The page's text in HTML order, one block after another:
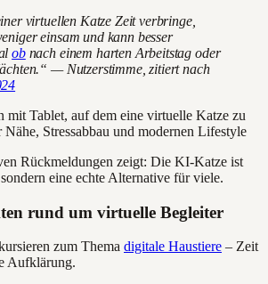
virtuellen Katze Zeit verbringe,
einsam und kann besser
obnach einem harten Arbeitstag oder
— Nutzerstimme, zitiert nach
Rückmeldungen zeigt: Die KI-Katze ist
eine echte Alternative für viele.
rund um virtuelle Begleiter
zum Thema digitale Haustiere – Zeit
Aufklärung.